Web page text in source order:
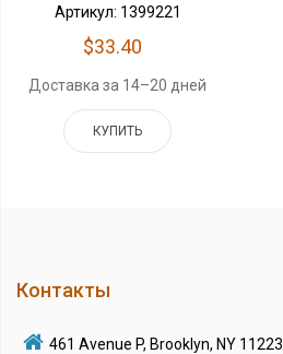
Артикул: 1399221
$33.40
Доставка за 14–20 дней
КУПИТЬ
Контакты
461 Avenue P, Brooklyn, NY 11223